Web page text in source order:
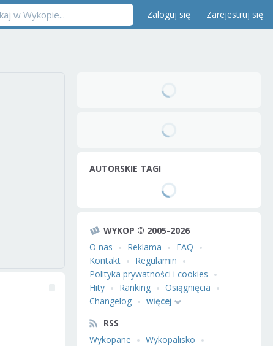
Zaloguj się Zarejestruj się
AUTORSKIE TAGI
WYKOP © 2005-2026
O nas
Reklama
FAQ
Kontakt
Regulamin
Polityka prywatności i cookies
Hity
Ranking
Osiągnięcia
Changelog
więcej
RSS
Wykopane
Wykopalisko